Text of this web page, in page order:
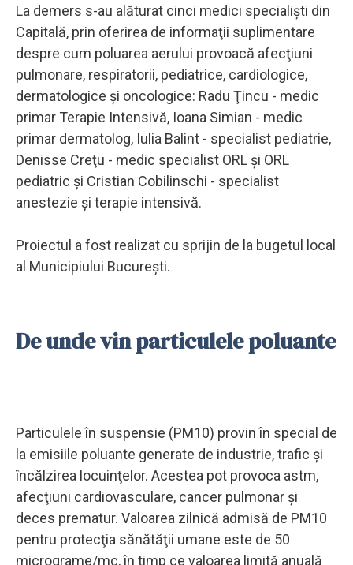
La demers s-au alăturat cinci medici specialişti din
Capitală, prin oferirea de informaţii suplimentare
despre cum poluarea aerului provoacă afecţiuni
pulmonare, respiratorii, pediatrice, cardiologice,
dermatologice şi oncologice: Radu Ţincu - medic
primar Terapie Intensivă, Ioana Simian - medic
primar dermatolog, Iulia Balint - specialist pediatrie,
Denisse Creţu - medic specialist ORL şi ORL
pediatric şi Cristian Cobilinschi - specialist
anestezie şi terapie intensivă.
Proiectul a fost realizat cu sprijin de la bugetul local
al Municipiului Bucureşti.
De unde vin particulele poluante
Particulele în suspensie (PM10) provin în special de
la emisiile poluante generate de industrie, trafic şi
încălzirea locuinţelor. Acestea pot provoca astm,
afecţiuni cardiovasculare, cancer pulmonar şi
deces prematur. Valoarea zilnică admisă de PM10
pentru protecţia sănătăţii umane este de 50
micrograme/mc, în timp ce valoarea limită anuală